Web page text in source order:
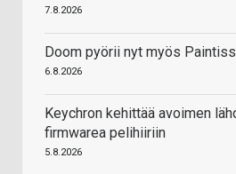
7.8.2026
Doom pyörii nyt myös
6.8.2026
Keychron kehittää avoimen
firmwarea pelihiiriin
5.8.2026